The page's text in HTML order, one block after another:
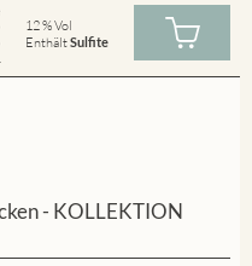
12 % Vol
EnthältSulfite
- KOLLEKTION